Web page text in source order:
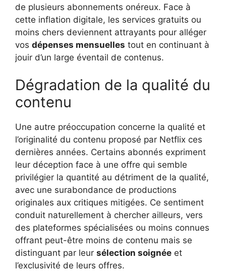
de plusieurs abonnements onéreux. Face à
cette inflation digitale, les services gratuits ou
moins chers deviennent attrayants pour alléger
vos dépenses mensuelles tout en continuant à
jouir d’un large éventail de contenus.
Dégradation de la qualité du
contenu
Une autre préoccupation concerne la qualité et
l’originalité du contenu proposé par Netflix ces
dernières années. Certains abonnés expriment
leur déception face à une offre qui semble
privilégier la quantité au détriment de la qualité,
avec une surabondance de productions
originales aux critiques mitigées. Ce sentiment
conduit naturellement à chercher ailleurs, vers
des plateformes spécialisées ou moins connues
offrant peut-être moins de contenu mais se
distinguant par leur sélection soignée et
l’exclusivité de leurs offres.